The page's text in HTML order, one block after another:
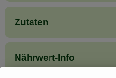
Zutaten
Nährwert-Info